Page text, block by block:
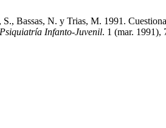
Bassas, N. y Trias, M. 1991.
Infanto-Juvenil. 1 (mar. 1991),